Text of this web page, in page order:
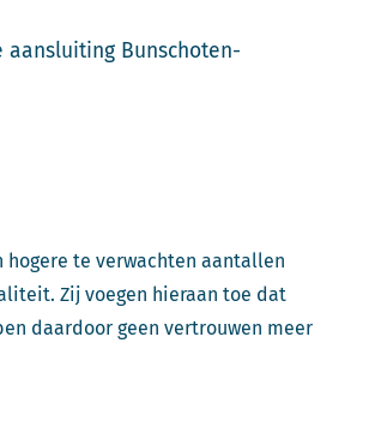
aansluiting Bunschoten-
te verwachten aantallen
Zij voegen hieraan toe dat
daardoor geen vertrouwen meer